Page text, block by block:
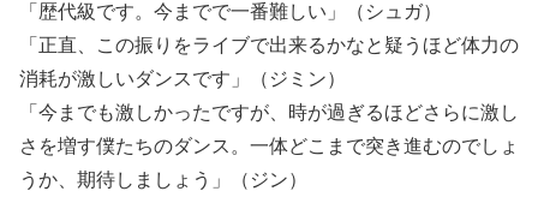
「歴代級です。今までで一番難しい」（シュガ）
「正直、この振りをライブで出来るかなと疑うほど体力の
消耗が激しいダンスです」（ジミン）
「今までも激しかったですが、時が過ぎるほどさらに激し
さを増す僕たちのダンス。一体どこまで突き進むのでしょ
うか、期待しましょう」（ジン）